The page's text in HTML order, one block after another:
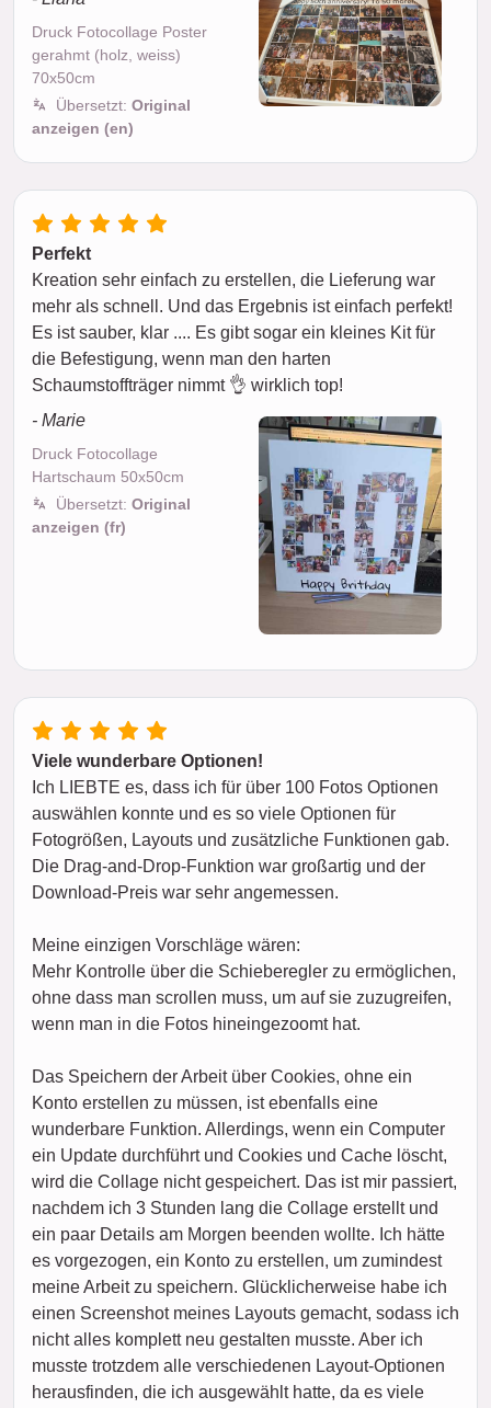
Druck Fotocollage Poster
gerahmt (holz, weiss)
70x50cm
Übersetzt: Original
anzeigen (en)
Perfekt
Kreation sehr einfach zu erstellen, die Lieferung war
mehr als schnell. Und das Ergebnis ist einfach perfekt!
Es ist sauber, klar .... Es gibt sogar ein kleines Kit für
die Befestigung, wenn man den harten
Schaumstoffträger nimmt 👌 wirklich top!
- Marie
Druck Fotocollage
Hartschaum 50x50cm
Übersetzt: Original
anzeigen (fr)
Viele wunderbare Optionen!
Ich LIEBTE es, dass ich für über 100 Fotos Optionen
auswählen konnte und es so viele Optionen für
Fotogrößen, Layouts und zusätzliche Funktionen gab.
Die Drag-and-Drop-Funktion war großartig und der
Download-Preis war sehr angemessen.
Meine einzigen Vorschläge wären:
Mehr Kontrolle über die Schieberegler zu ermöglichen,
ohne dass man scrollen muss, um auf sie zuzugreifen,
wenn man in die Fotos hineingezoomt hat.
Das Speichern der Arbeit über Cookies, ohne ein
Konto erstellen zu müssen, ist ebenfalls eine
wunderbare Funktion. Allerdings, wenn ein Computer
ein Update durchführt und Cookies und Cache löscht,
wird die Collage nicht gespeichert. Das ist mir passiert,
nachdem ich 3 Stunden lang die Collage erstellt und
ein paar Details am Morgen beenden wollte. Ich hätte
es vorgezogen, ein Konto zu erstellen, um zumindest
meine Arbeit zu speichern. Glücklicherweise habe ich
einen Screenshot meines Layouts gemacht, sodass ich
nicht alles komplett neu gestalten musste. Aber ich
musste trotzdem alle verschiedenen Layout-Optionen
herausfinden, die ich ausgewählt hatte, da es viele